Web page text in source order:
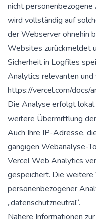
nicht
wird vollständig auf
der Webserver ohnehin
Websites zurückmeldet
Sicherheit in Logfiles
Analytics relevanten
https://vercel.com/docs/
Die Analyse erfolgt
weitere Übermittlung
Auch Ihre IP-Adresse,
gängigen Webanalyse-
Vercel Web Analytics
gespeichert. Die weitere
personenbezogener
„datenschutzneutral“.
Nähere Informationen